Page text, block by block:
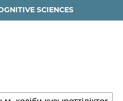
SCIENCES